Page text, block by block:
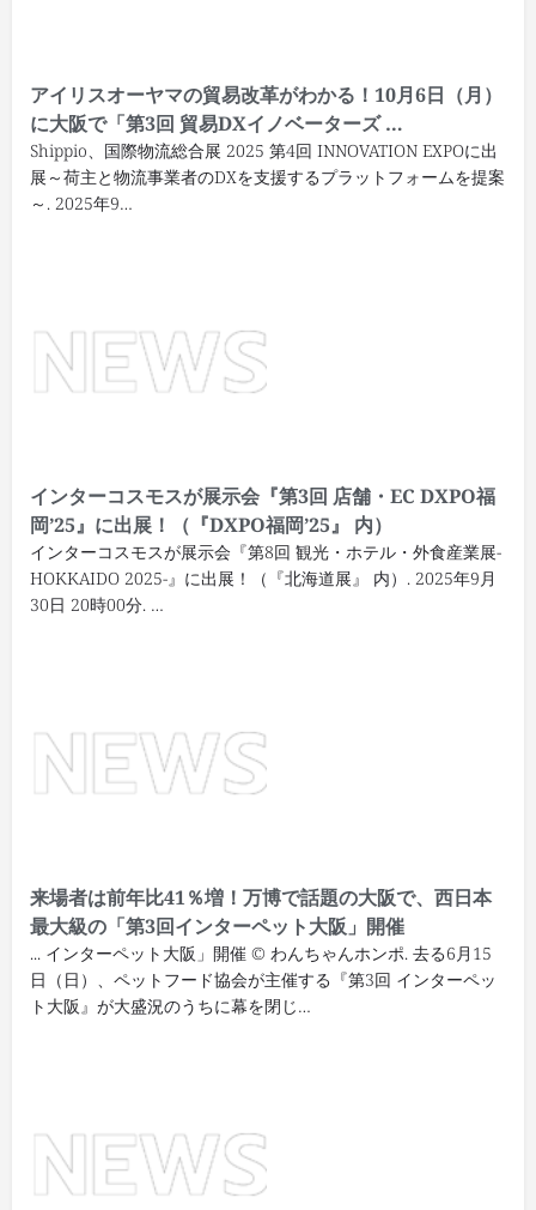
アイリスオーヤマの貿易改革がわかる！10月6日（月）
に大阪で「第3回 貿易DXイノベーターズ …
Shippio、国際物流総合展 2025 第4回 INNOVATION EXPOに出
展～荷主と物流事業者のDXを支援するプラットフォームを提案
～. 2025年9…
インターコスモスが展示会『第3回 店舗・EC DXPO福
岡’25』に出展！（『DXPO福岡’25』 内）
インターコスモスが展示会『第8回 観光・ホテル・外食産業展-
HOKKAIDO 2025-』に出展！（『北海道展』 内）. 2025年9月
30日 20時00分. …
来場者は前年比41％増！万博で話題の大阪で、西日本
最大級の「第3回インターペット大阪」開催
... インターペット大阪」開催 © わんちゃんホンポ. 去る6月15
日（日）、ペットフード協会が主催する『第3回 インターペッ
ト大阪』が大盛況のうちに幕を閉じ…